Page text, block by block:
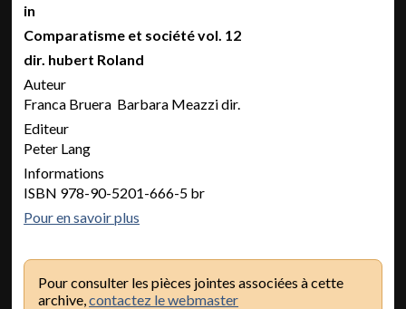
in
Comparatisme et société vol. 12
dir. hubert Roland
Auteur
Franca Bruera Barbara Meazzi dir.
Editeur
Peter Lang
Informations
ISBN 978-90-5201-666-5 br
Pour en savoir plus
Pour consulter les pièces jointes associées à cette
archive,contactez le webmaster